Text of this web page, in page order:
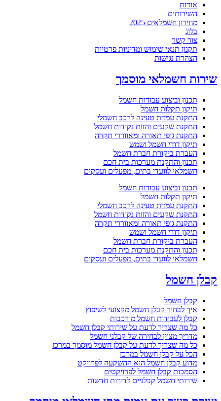
אודות
השירותים
מחירון חשמלאים 2025
בלוג
צור קשר
תקנון תנאי שימוש ומדיניות פרטיות
הצהרת נגישות
שירות חשמלאי מוסמך
תכנון וביצוע עבודות חשמל
תיקון תקלות חשמל
התקנת עמדת טעינה לרכב חשמלי
התקנת שקעים והזזת נקודות חשמל
התקנת גופי תאורה ומאווררי תקרה
תיקון דודי חשמל ושמש
העברת ביקורת חברת חשמל
תכנון והתקנת מערכות בית חכם
חשמלאי לוועדי בתים, מפעלים ועסקים
תכנון וביצוע עבודות חשמל
תיקון תקלות חשמל
התקנת עמדת טעינה לרכב חשמלי
התקנת שקעים והזזת נקודות חשמל
התקנת גופי תאורה ומאווררי תקרה
תיקון דודי חשמל ושמש
העברת ביקורת חברת חשמל
תכנון והתקנת מערכות בית חכם
חשמלאי לוועדי בתים, מפעלים ועסקים
קבלן חשמל
קבלן חשמל
איך לבחור קבלן חשמל מקצועי לשיפוץ
קבלן לעבודות חשמל מורכבות
כל מה שצריך לדעת על שירותי קבלן חשמל
מדריך מצוין לבחירה של קבלני חשמל
כל מה שצריך לדעת על קבלן חשמל מוסמך במרכז
הכל על קבלן חשמל במרכז
מדוע קבלן חשמל הוא ההשקעה לפרויקט
הסמכות קבלן חשמל לפרויקטים
שירותי חשמל קבלניים לדירות חדשות